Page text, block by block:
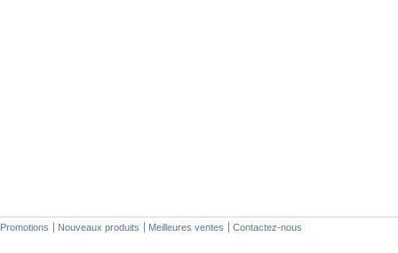
Promotions Nouveaux produits Meilleures ventes Contactez-nous